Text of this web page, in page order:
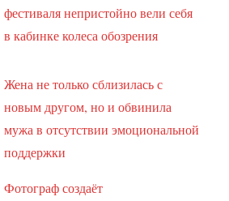
фестиваля непристойно вели себя
в кабинке колеса обозрения
Жена не только сблизилась с
новым другом, но и обвинила
мужа в отсутствии эмоциональной
поддержки
Фотограф создаёт